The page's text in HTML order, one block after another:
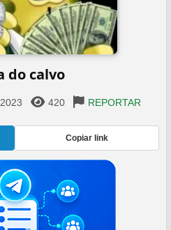
do calvo
420 REPORTAR
Copiar link